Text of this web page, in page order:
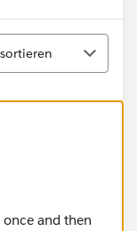
and then